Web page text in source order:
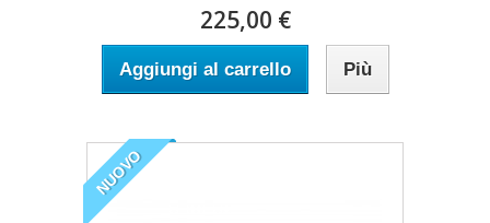
225,00 €
Aggiungi al carrello Più
NUOVO